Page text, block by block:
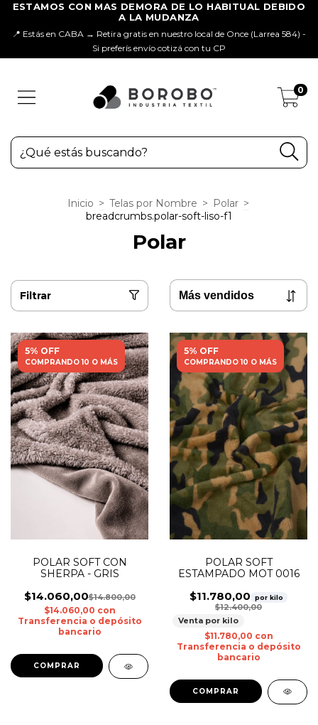
📍 Estás en CABA → Retira gratis en nuestro local de Once (Larrea 584) -
Si preferís envío cotizá con tu CP
0
Inicio > Telas por Nombre > Polar >
breadcrumbs.polar-soft-liso-f1
Polar
Filtrar
5% OFF
COMPRANDO 10 O MÁS
POLAR SOFT CON
SHERPA - GRIS
$14.060,00$14.800,00
$14.060,00 con
Transferencia o depósito
bancario
5% OFF
COMPRANDO 10 O MÁS
POLAR SOFT
ESTAMPADO MOT 0016
$11.780,00 por kilo
$12.400,00
Venta por kilo
$11.780,00 con
Transferencia o depósito
bancario